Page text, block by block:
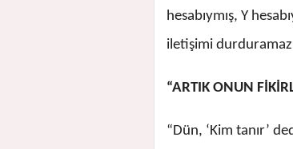
hesabıymış, Y
iletişimi
“ARTIK ONUN
“Dün, ‘Kim tanır’